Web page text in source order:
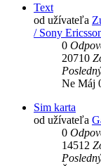
Text
od užívateľa
/ Sony
0
20710
Ne Máj
Sim karta
od užívateľa
0
14512